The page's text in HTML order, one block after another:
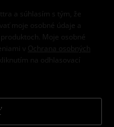
a súhlasím s tým, že
moje osobné údaje a
Moje osobné
v
Ochrana osobných
na odhlasovací